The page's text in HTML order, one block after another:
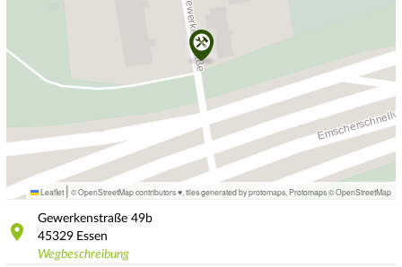
Leaflet | © OpenStreetMap contributors ♥, tiles generated by protomaps Protomaps©OpenStreetMap
Gewerkenstraße 49b
45329 Essen
Wegbeschreibung